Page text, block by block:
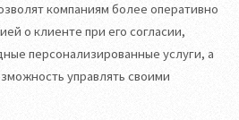
компаниям более оперативно
о клиенте при его согласии,
персонализированные услуги, а
управлять своими